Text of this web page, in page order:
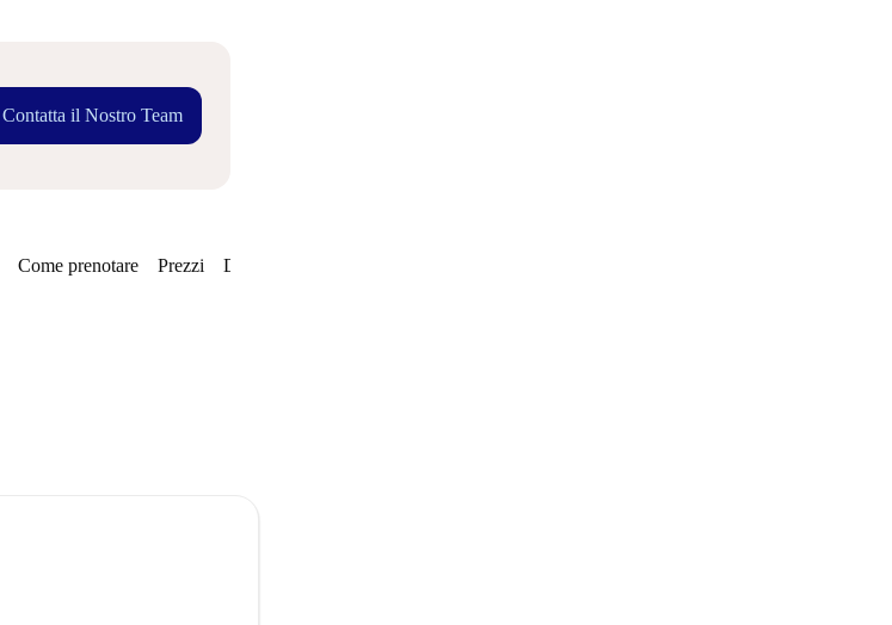
Contatta il Nostro Team
Come prenotare Prezzi Disponibilità